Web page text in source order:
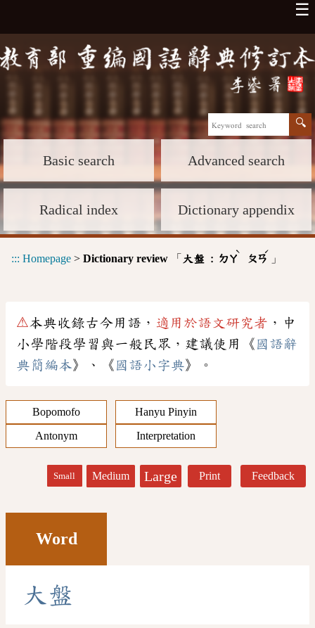
☰
Basic search Advanced search
Radical index Dictionary appendix
::: Homepage > Dictionary review 「 大盤 : ㄉㄚ
ˋ
ㄆㄢ
ˊ
」
⚠本典收錄古今用語， 適用於語文研究者 ，中
小學階段學習與一般民眾，建議使用《 國語辭
典簡編本》、《 國語小字典》。
Bopomofo
Hanyu Pinyin
Antonym
Interpretation
Small Medium Large Print Feedback
Word
大 盤